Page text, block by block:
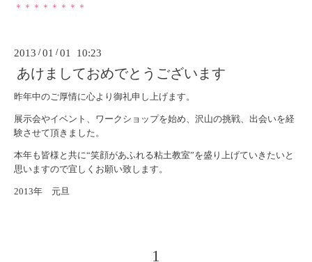
＊＊＊＊＊＊＊＊
2013 /01 /01 10:23
あけましておめでとうございます
昨年中のご厚情に心より御礼申し上げます。
展示会やイベント、ワークショップを始め、沢山の挑戦、出会いを経
験させて頂きました。
本年も皆様と共に“笑顔があふれる粘土教室”を盛り上げていきたいと
思いますので宜しくお願い致します。
2013年 元旦
1